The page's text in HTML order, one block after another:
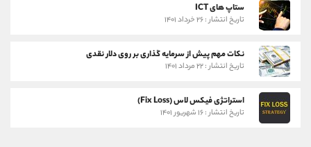
ستاپ های ICT
تاریخ انتشار : ۲۶ خرداد ۱۴۰۱
نکات مهم پیش از سرمایه گذاری بر روی دلار نقدی
تاریخ انتشار : ۲۲ مرداد ۱۴۰۱
استراتژی فیکس لاس (Fix Loss)
تاریخ انتشار : ۱۶ شهریور ۱۴۰۱